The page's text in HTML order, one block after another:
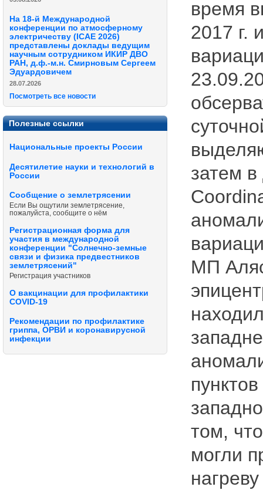
На 18-й Международной
конференции по атмосферному
электричеству (ICAE 2026)
представлены доклады ведущим
научным сотрудником ИКИР ДВО
РАН, д.ф.-м.н. Смирновым Сергеем
Эдуардовичем
28.07.2026
Посмотреть все новости
Полезные ссылки
Национальные проекты России
Десятилетие науки и технологий в
России
Сообщение о землетрясении
Если Вы ощутили землетрясение,
пожалуйста, сообщите о нём
Регистрационная форма для
участия в международной
конференции "Солнечно-земные
связи и физика предвестников
землетрясений"
Регистрация участников
О вакцинации для профилактики
COVID-19
Рекомендации по профилактике
гриппа, ОРВИ и коронавирусной
инфекции
время
2017 г.
затем
МП
том,
могли